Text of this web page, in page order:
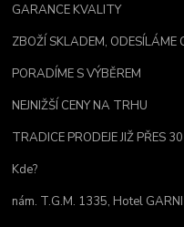
GARANCE KVALITY
ZBOŽÍ SKLADEM, ODESÍLÁME
PORADÍME S VÝBĚREM
NEJNIŽŠÍ CENY NA TRHU
TRADICE PRODEJE JIŽ PŘES
Kde?
nám. T.G.M. 1335, Hotel GARNI